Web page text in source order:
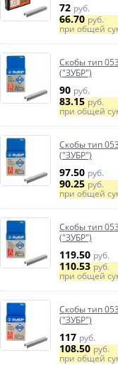
72 руб.
66.70руб.
при общей
Скобы тип
("ЗУБР")
90 руб.
83.15руб.
при общей
Скобы тип
("ЗУБР")
97.50 руб.
90.25руб.
при общей
Скобы тип
("ЗУБР")
119.50 руб.
110.53руб.
при общей
Скобы тип
("ЗУБР")
117 руб.
108.50руб.
при общей